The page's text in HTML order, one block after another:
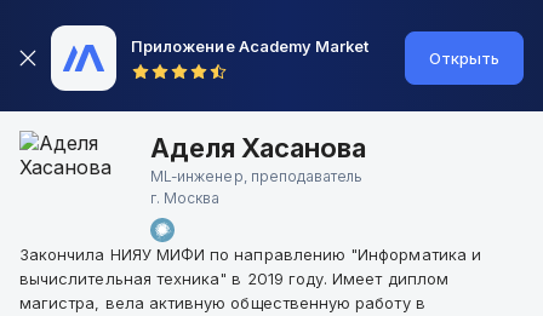
Приложение Academy Market
Открыть
Аделя Хасанова
ML-инженер, преподаватель
г. Москва
Закончила НИЯУ МИФИ по направлению "Информатика и
вычислительная техника" в 2019 году. Имеет диплом
магистра, вела активную общественную работу в